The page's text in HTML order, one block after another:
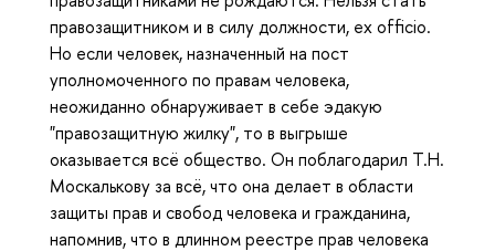
правозащитником и в силу должности, ex officio.
Но если человек, назначенный на пост
уполномоченного по правам человека,
неожиданно обнаруживает в себе эдакую
"правозащитную жилку", то в выгрыше
оказывается всё общество. Он поблагодарил Т.Н.
Москалькову за всё, что она делает в области
защиты прав и свобод человека и гражданина,
напомнив, что в длинном реестре прав человека